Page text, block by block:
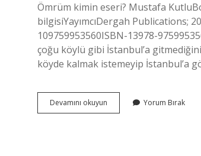
Ömrüm kimin eseri? Mustafa
bilgisiYayımcıDergah Publications;
109759953560ISBN-13978-
çoğu köylü gibi İstanbul’a
köyde kalmak istemeyip İstanbul’a
Devamını okuyun Mustafa
Kutlu
Yorum Bırak